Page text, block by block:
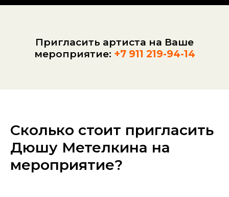
Пригласить артиста на Ваше
мероприятие: +7 911 219-94-14
Сколько стоит пригласить
Дюшу Метелкина на
мероприятие?